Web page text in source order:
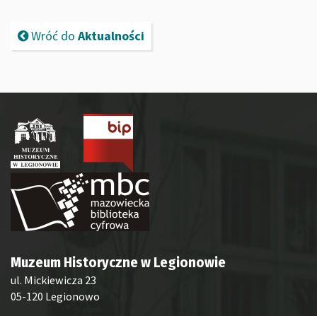
Wróć do Aktualności
Muzeum Historyczne w Legionowie
ul. Mickiewicza 23
05-120 Legionowo